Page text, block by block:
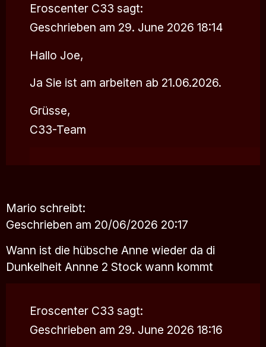
Eroscenter C33 sagt:
Geschrieben am 29. June 2026 18:14
Hallo Joe,
Ja Sie ist am arbeiten ab 21.06.2026.
Grüsse,
C33-Team
Mario schreibt:
Geschrieben am 20/06/2026 20:17
Wann ist die hübsche Anne wieder da di
Dunkelheit Annne 2 Stock wann kommt
Eroscenter C33 sagt:
Geschrieben am 29. June 2026 18:16